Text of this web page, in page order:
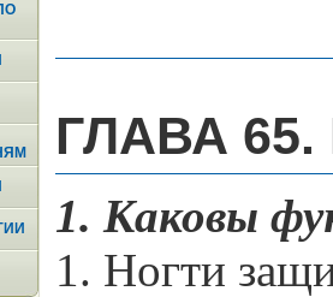
ГЛАВА
1. Каковы
1. Ногти